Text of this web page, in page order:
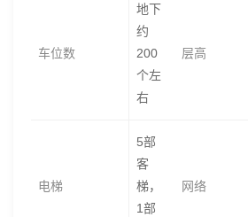
车位数
地下
约
200
个左
右
层高
电梯
5部
客
梯，
1部
网络